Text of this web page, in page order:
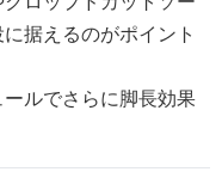
据えるのがポイント
ルでさらに脚長効果